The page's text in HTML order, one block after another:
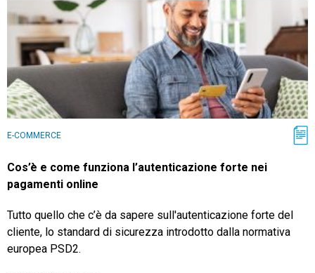
E-COMMERCE
Cos’è e come funziona l’autenticazione forte nei
pagamenti online
Tutto quello che c’è da sapere sull'autenticazione forte del
cliente, lo standard di sicurezza introdotto dalla normativa
europea PSD2.